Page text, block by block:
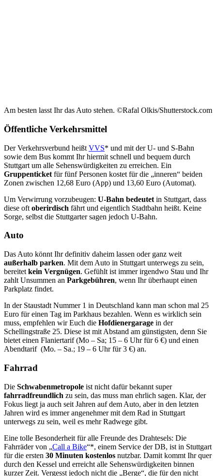
Am besten lasst Ihr das Auto stehen. ©Rafal Olkis/Shutterstock.com
Öffentliche Verkehrsmittel
Der Verkehrsverbund heißt VVS* und mit der U- und S-Bahn
sowie dem Bus kommt Ihr hiermit schnell und bequem durch
Stuttgart um alle Sehenswürdigkeiten zu erreichen. Ein
Gruppenticket für fünf Personen kostet für die „inneren“ beiden
Zonen zwischen 12,68 Euro (App) und 13,60 Euro (Automat).
Um Verwirrung vorzubeugen: U-Bahn bedeutet in Stuttgart, dass
diese oft oberirdisch fährt und eigentlich Stadtbahn heißt. Keine
Sorge, selbst die Stuttgarter sagen jedoch U-Bahn.
Auto
Das Auto könnt Ihr definitiv daheim lassen oder ganz weit
außerhalb parken. Mit dem Auto in Stuttgart unterwegs zu sein,
bereitet kein Vergnügen. Gefühlt ist immer irgendwo Stau und Ihr
zahlt Unsummen an Parkgebühren, wenn Ihr überhaupt einen
Parkplatz findet.
In der Staustadt Nummer 1 in Deutschland kann man schon mal 25
Euro für einen Tag im Parkhaus bezahlen. Wenn es wirklich sein
muss, empfehlen wir Euch die Hofdienergarage in der
Schellingstraße 25. Diese ist mit Abstand am günstigsten, denn Sie
bietet einen Flaniertarif (Mo – Sa; 15 – 6 Uhr für 6 €) und einen
Abendtarif (Mo. – Sa.; 19 – 6 Uhr für 3 €) an.
Fahrrad
Die Schwabenmetropole ist nicht dafür bekannt super
fahrradfreundlich zu sein, das muss man ehrlich sagen. Klar, der
Fokus liegt ja auch seit Jahren auf dem Auto, aber in den letzten
Jahren wird es immer angenehmer mit dem Rad in Stuttgart
unterwegs zu sein, weil es mehr Radwege gibt.
Eine tolle Besonderheit für alle Freunde des Drahtesels: Die
Fahrräder von „Call a Bike“*, einem Service der DB, ist in Stuttgart
für die ersten 30 Minuten kostenlos nutzbar. Damit kommt Ihr quer
durch den Kessel und erreicht alle Sehenswürdigkeiten binnen
kurzer Zeit. Vergesst jedoch nicht die „Berge“, die für den nicht